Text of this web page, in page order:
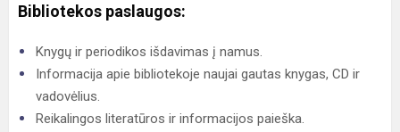
Bibliotekos paslaugos:
Knygų ir periodikos išdavimas į namus.
Informacija apie bibliotekoje naujai gautas knygas, CD ir
vadovėlius.
Reikalingos literatūros ir informacijos paieška.